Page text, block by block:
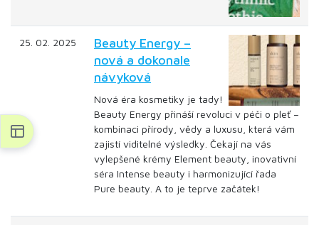
25. 02. 2025
Beauty Energy –
nová a dokonale
návyková
Nová éra kosmetiky je tady!
Beauty Energy přináší revoluci v péči o pleť –
kombinaci přírody, vědy a luxusu, která vám
zajistí viditelné výsledky. Čekají na vás
vylepšené krémy Element beauty, inovativní
séra Intense beauty i harmonizující řada
Pure beauty. A to je teprve začátek!